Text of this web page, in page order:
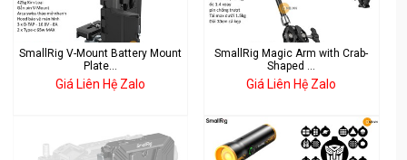
SmallRig V-Mount Battery Mount
Plate...
Giá Liên Hệ Zalo
SmallRig Magic Arm with Crab-
Shaped ...
Giá Liên Hệ Zalo